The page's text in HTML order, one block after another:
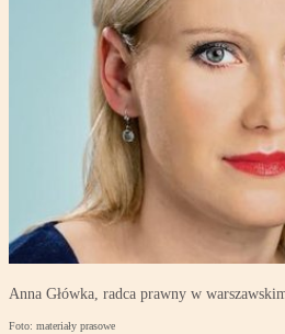
Anna Główka, radca prawny w
Foto: materiały prasowe